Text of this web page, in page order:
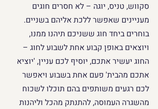
סקווש, טניס, יוגה – לא חסרים חוגים
מעניינים שאפשר ללכת אליהם בשניים.
בוחרים ביחד חוג ששניכם תיהנו ממנו,
ויוצאים באופן קבוע אחת לשבוע לחוג –
החוג יעשיר אתכם, יוסיף לכם עניין, 'יוציא
אתכם מהבית' פעם אחת בשבוע ויאפשר
לכם רגעים משותפים בהם תוכלו לשכוח
מהשגרה העמוסה, להתנתק מהכל וליהנות